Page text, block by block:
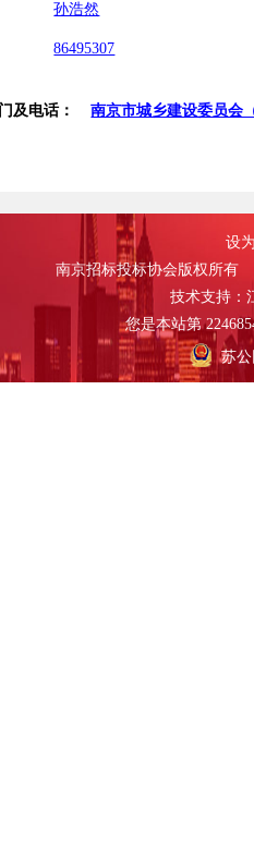
孙浩然
86495307
及电话：
南京市城乡建设委员会
设
南京招标投标协会版权所有
技术支持：
您是本站第
苏公